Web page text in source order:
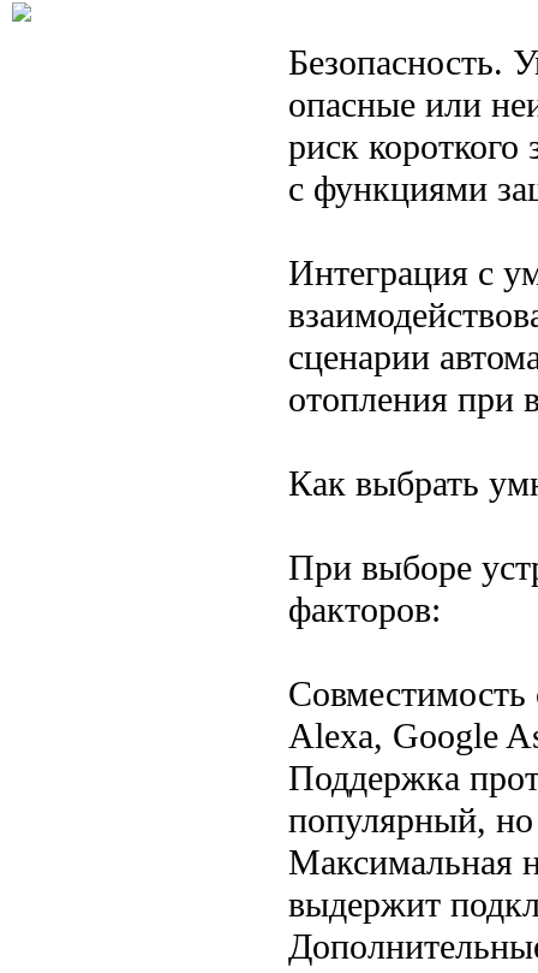
Безопасность.
опасные или
риск
с функциями
Интеграция с
сценарии
отопления при
Как выбрать
При выборе
факторов:
Alexa, Google
Поддержка
популярный,
Максимальная
выдержит